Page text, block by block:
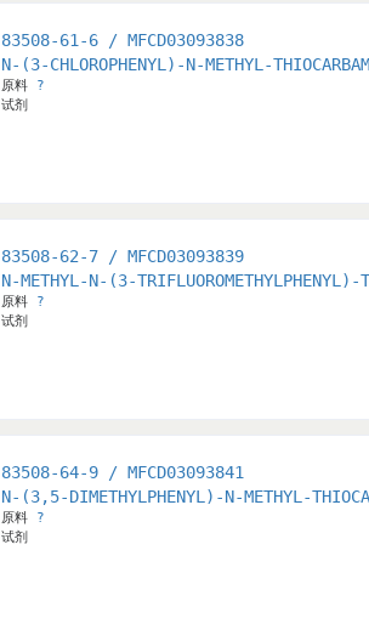
83508-61-6 / MFCD03093838
N-(3-CHLOROPHENYL)-N-METHYL-
原料 ?
试剂
83508-62-7 / MFCD03093839
N-METHYL-N-(3-TRIFLUOROMETHYLPHENYL)-
原料 ?
试剂
83508-64-9 / MFCD03093841
N-(3,5-DIMETHYLPHENYL)-N-METHYL-
原料 ?
试剂